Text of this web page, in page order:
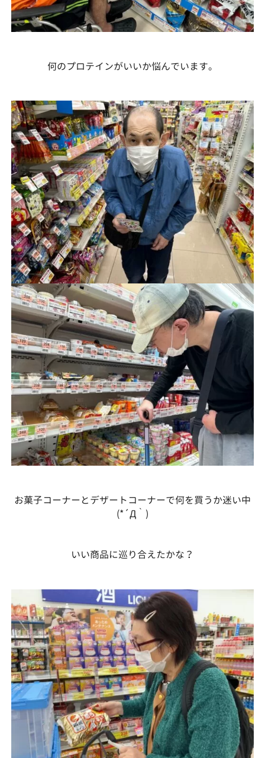
何のプロテインがいいか悩んでいます。
お菓子コーナーとデザートコーナーで何を買うか迷い中
(*´Д｀)
いい商品に巡り合えたかな？